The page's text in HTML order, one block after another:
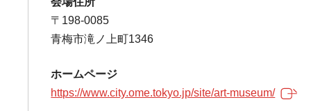
〒198-0085
青梅市滝ノ上町1346
ホームページ
https://www.city.ome.tokyo.jp/site/art-museum/